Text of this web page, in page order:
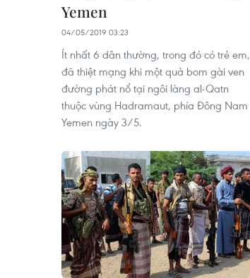
Yemen
04/05/2019 03:23
Ít nhất 6 dân thường, trong đó có trẻ em,
đã thiệt mạng khi một quả bom gài ven
đường phát nổ tại ngôi làng al-Qatn
thuộc vùng Hadramaut, phía Đông Nam
Yemen ngày 3/5.